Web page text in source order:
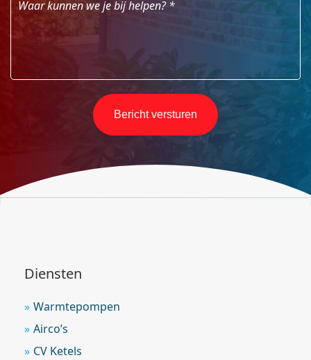
kunnen
helpen?
Diensten
Warmtepompen
Airco’s
CV Ketels